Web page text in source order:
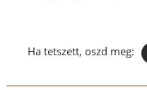
Ha tetszett, oszd meg: